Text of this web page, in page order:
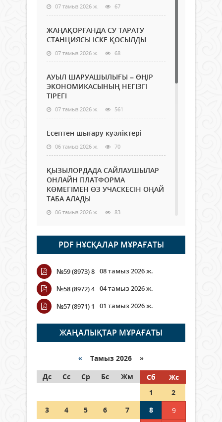
07 тамыз 2026 ж. 67
ЖАҢАҚОРҒАНДА СУ ТАРАТУ
СТАНЦИЯСЫ ІСКЕ ҚОСЫЛДЫ
07 тамыз 2026 ж. 68
АУЫЛ ШАРУАШЫЛЫҒЫ – ӨҢІР
ЭКОНОМИКАСЫНЫҢ НЕГІЗГІ
ТІРЕГІ
07 тамыз 2026 ж. 561
Есептен шығару куәліктері
06 тамыз 2026 ж. 70
ҚЫЗЫЛОРДАДА САЙЛАУШЫЛАР
ОНЛАЙН ПЛАТФОРМА
КӨМЕГІМЕН ӨЗ УЧАСКЕСІН ОҢАЙ
ТАБА АЛАДЫ
06 тамыз 2026 ж. 83
Open Air: Қызылорда облысы
полиция департаменті 20
мыңнан астам көрерменнің
қауіпсіздігін қамтамасыз етті
06 тамыз 2026 ж.
Wi-Fi ҚАБЫРҒА АРҚЫЛЫ ҚАЛАЙ
ӨТЕДІ?
06 тамыз 2026 ж. 259
граждане Казахстана,
05 тамыз 2026 ж. 141
Шетелде жүрген Қазақстан
азаматтары қалай дауыс бере
PDF НҰСҚАЛАР МҰРАҒАТЫ
№59 (8973) 8 08 тамыз 2026 ж.
№58 (8972) 4 04 тамыз 2026 ж.
№57 (8971) 1
01 тамыз 2026 ж.
ЖАҢАЛЫҚТАР МҰРАҒАТЫ
« Тамыз 2026 »
Дс
Сс Ср Бс Жм Сб
Жс
1
2
3
4 5 6 7 8
9